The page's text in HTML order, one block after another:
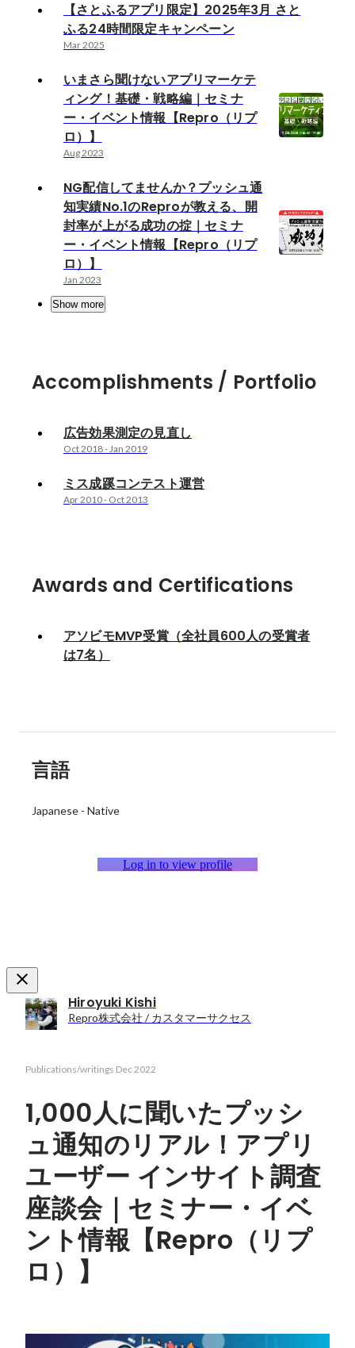
【さとふるアプリ限定】2025年3月 さと
ふる24時間限定キャンペーン
Mar 2025
いまさら聞けないアプリマーケテ
ィング！基礎・戦略編｜セミナ
ー・イベント情報【Repro（リプ
ロ）】
Aug 2023
NG配信してませんか？プッシュ通
知実績No.1のReproが教える、開
封率が上がる成功の掟｜セミナ
ー・イベント情報【Repro（リプ
ロ）】
Jan 2023
Show more
Accomplishments / Portfolio
広告効果測定の見直し
Oct 2018-Jan 2019
ミス成蹊コンテスト運営
Apr 2010- Oct 2013
Awards and Certifications
アソビモMVP受賞（全社員600人の受賞者
は7名）
言語
Japanese - Native
Log in to view profile
Hiroyuki Kishi
Repro株式会社 / カスタマーサクセス
Publications/writings Dec 2022
1,000人に聞いたプッシ
ュ通知のリアル！アプリ
ユーザー インサイト調査
座談会｜セミナー・イベ
ント情報【Repro（リプ
ロ）】